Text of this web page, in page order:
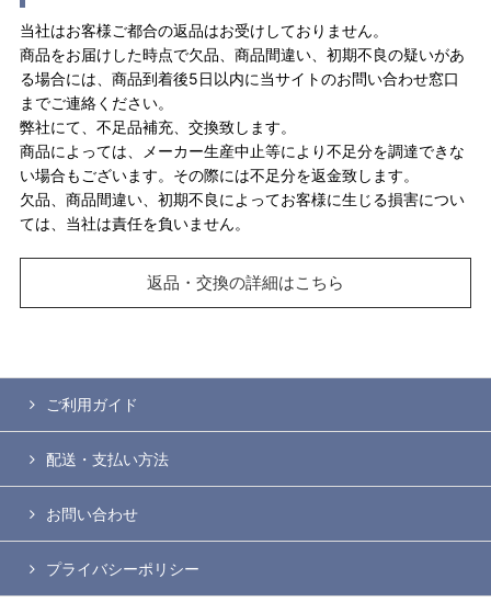
当社はお客様ご都合の返品はお受けしておりません。
商品をお届けした時点で欠品、商品間違い、初期不良の疑いがあ
る場合には、商品到着後5日以内に当サイトのお問い合わせ窓口
までご連絡ください。
弊社にて、不足品補充、交換致します。
商品によっては、メーカー生産中止等により不足分を調達できな
い場合もございます。その際には不足分を返金致します。
欠品、商品間違い、初期不良によってお客様に生じる損害につい
ては、当社は責任を負いません。
返品・交換の詳細はこちら
ご利用ガイド
配送・支払い方法
お問い合わせ
プライバシーポリシー